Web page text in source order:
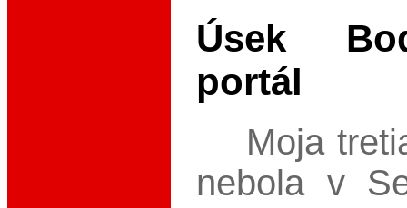
Úsek
portál
Moja
nebola v